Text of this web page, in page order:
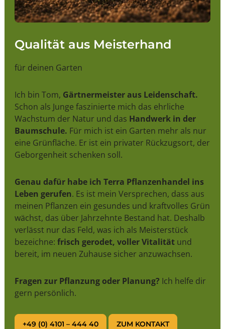
Qualität aus Meisterhand
für deinen Garten
Ich bin Tom, Gärtnermeister aus Leidenschaft.
Schon als Junge faszinierte mich das ehrliche
Wachstum der Natur und das Handwerk in der
Baumschule. Für mich ist ein Garten mehr als nur
eine Grünfläche. Er ist ein privater Rückzugsort, der
Geborgenheit schenken soll.
Genau dafür habe ich Terra Pflanzenhandel ins
Leben gerufen. Es ist mein Versprechen, dass aus
meinen Pflanzen ein gesundes und kraftvolles Grün
wächst, das über Jahrzehnte Bestand hat. Deshalb
verlässt nur das Feld, was ich als Meisterstück
bezeichne: frisch gerodet, voller Vitalitätund
bereit, im neuen Zuhause sicher anzuwachsen.
Fragen zur Pflanzung oder Planung? Ich helfe dir
gern persönlich.
+49 (0) 4101 – 444 40 ZUM KONTAKT